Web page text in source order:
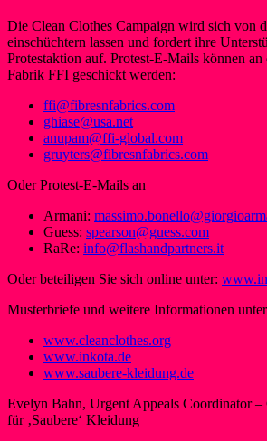
Die Clean Clothes Campaign wird sich von
einschüchtern lassen und fordert ihre
Protestaktion auf. Protest-E-Mails können an
Fabrik FFI geschickt werden:
ffi@fibresnfabrics.com
ghiase@usa.net
anupam@ffi-global.com
gruyters@fibresnfabrics.com
Oder Protest-E-Mails an
Armani:
Guess: spearson@guess.com
RaRe: info@flashandpartners.it
Oder beteiligen Sie sich online unter:
Musterbriefe und weitere Informationen unter
www.cleanclothes.org
www.inkota.de
www.saubere-kleidung.de
Evelyn Bahn, Urgent Appeals Coordinator –
für ‚Saubere‘ Kleidung